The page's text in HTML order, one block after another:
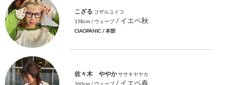
こざる コザルユイコ
158cm / ウェーブ / イエベ秋
CIAOPANIC / 本部
佐々木 ややか ササキヤヤカ
160cm / ウェーブ / イエベ春